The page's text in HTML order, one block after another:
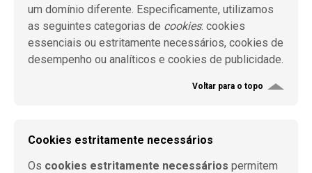
um domínio diferente. Especificamente, utilizamos
as seguintes categorias de cookies: cookies
essenciais ou estritamente necessários, cookies de
desempenho ou analíticos e cookies de publicidade.
Voltar para o topo
Cookies estritamente necessários
Os cookies estritamente necessários permitem